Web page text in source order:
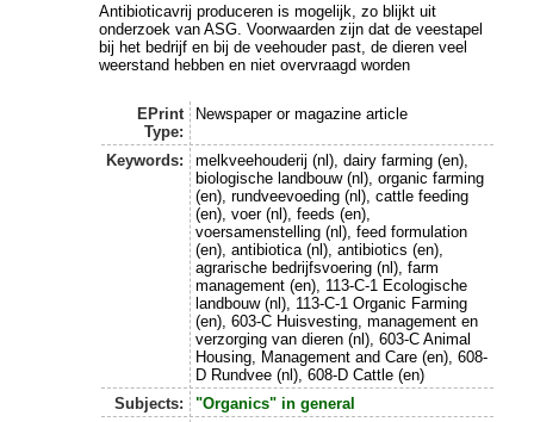
Antibioticavrij produceren is mogelijk, zo blijkt uit
onderzoek van ASG. Voorwaarden zijn dat de veestapel
bij het bedrijf en bij de veehouder past, de dieren veel
weerstand hebben en niet overvraagd worden
EPrint
Type:
Newspaper or magazine article
Keywords:
melkveehouderij (nl), dairy farming (en),
biologische landbouw (nl), organic farming
(en), rundveevoeding (nl), cattle feeding
(en), voer (nl), feeds (en),
voersamenstelling (nl), feed formulation
(en), antibiotica (nl), antibiotics (en),
agrarische bedrijfsvoering (nl), farm
management (en), 113-C-1 Ecologische
landbouw (nl), 113-C-1 Organic Farming
(en), 603-C Huisvesting, management en
verzorging van dieren (nl), 603-C Animal
Housing, Management and Care (en), 608-
D Rundvee (nl), 608-D Cattle (en)
Subjects:
"Organics" in general